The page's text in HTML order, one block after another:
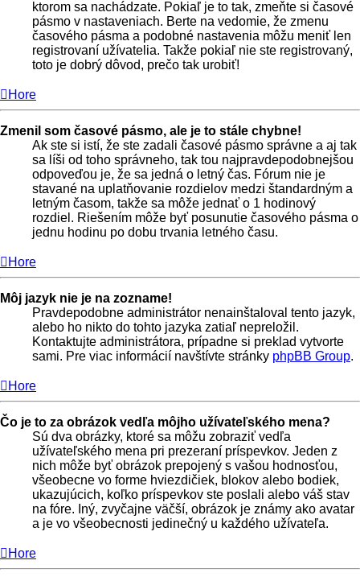
ktorom sa nachádzate. Pokiaľ je to tak, zmeňte si časové
pásmo v nastaveniach. Berte na vedomie, že zmenu
časového pásma a podobné nastavenia môžu meniť len
registrovaní užívatelia. Takže pokiaľ nie ste registrovaný,
toto je dobrý dôvod, prečo tak urobiť!
Hore
Zmenil som časové pásmo, ale je to stále chybne!
Ak ste si istí, že ste zadali časové pásmo správne a aj tak
sa líši od toho správneho, tak tou najpravdepodobnejšou
odpoveďou je, že sa jedná o letný čas. Fórum nie je
stavané na uplatňovanie rozdielov medzi štandardným a
letným časom, takže sa môže jednať o 1 hodinový
rozdiel. Riešením môže byť posunutie časového pásma o
jednu hodinu po dobu trvania letného času.
Hore
Môj jazyk nie je na zozname!
Pravdepodobne administrátor nenainštaloval tento jazyk,
alebo ho nikto do tohto jazyka zatiaľ nepreložil.
Kontaktujte administrátora, prípadne si preklad vytvorte
sami. Pre viac informácií navštívte stránky phpBB Group.
Hore
Čo je to za obrázok vedľa môjho užívateľského mena?
Sú dva obrázky, ktoré sa môžu zobraziť vedľa
užívateľského mena pri prezeraní príspevkov. Jeden z
nich môže byť obrázok prepojený s vašou hodnosťou,
všeobecne vo forme hviezdičiek, blokov alebo bodiek,
ukazujúcich, koľko príspevkov ste poslali alebo váš stav
na fóre. Iný, zvyčajne väčší, obrázok je známy ako avatar
a je vo všeobecnosti jedinečný u každého užívateľa.
Hore